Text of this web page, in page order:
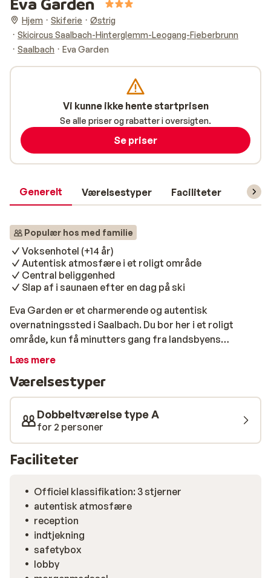
Hjem Skiferie
Østrig
Skicircus Saalbach-Hinterglemm-Leogang-Fieberbrunn
Saalbach
Eva Garden
Generelt Værelsestyper Faciliteter
Populær hos med familie
Voksenhotel (+14 år)
Autentisk atmosfære i et roligt område
Central beliggenhed
Slap af i saunaen efter en dag på ski
Eva Garden er et charmerende og autentisk
overnatningssted i Saalbach. Du bor her i et roligt
område, kun få minutters gang fra landsbyens
centrum, svævebanen og pisten, ideelt for
hygge. Efter en dag i sneen kan du slappe af i den
hyggelige lounge eller lade batterierne op i saunaen.
Hver morgen venter en lækker morgenmadsbuffet,
som er inkluderet i dit ophold. Om aftenen kan du nyde
en varieret 4-retters menu. Baren og restauranten
byder dig varmt velkommen efter en aktiv dag.
udsigten.
Læs mere
Værelsestyper
Dobbeltværelse type A
for 2 personer
Faciliteter
Officiel klassifikation: 3 stjerner
autentisk atmosfære
reception
indtjekning
safetybox
lobby
Vi kunne ikke hente startprisen
Se alle priser og rabatter i oversigten.
Se priser